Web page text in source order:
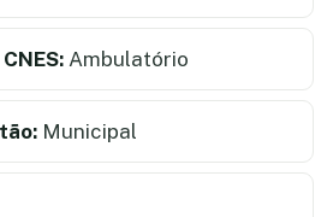
Ambulatório
Municipal